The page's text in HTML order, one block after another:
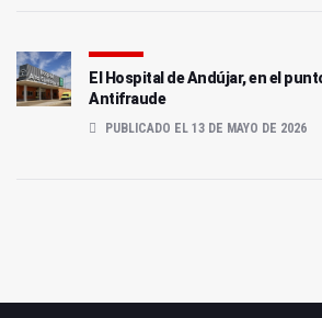
El Hospital de Andújar, en el
Antifraude
PUBLICADO EL 13 DE MAYO DE 2026